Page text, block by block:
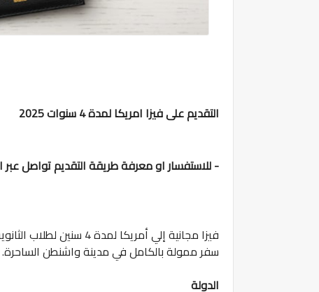
التقديم على فيزا امريكا لمدة 4 سنوات 2025
- للاستفسار او معرفة طريقة التقديم تواصل
سفر ممولة بالكامل في مدينة واشنطن الساحرة.
الدولة